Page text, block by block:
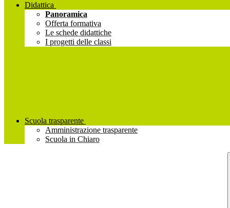
Didattica
Panoramica
Offerta formativa
Le schede didattiche
I progetti delle classi
Scuola trasparente
Amministrazione trasparente
Scuola in Chiaro